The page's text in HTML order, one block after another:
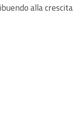
alla crescita